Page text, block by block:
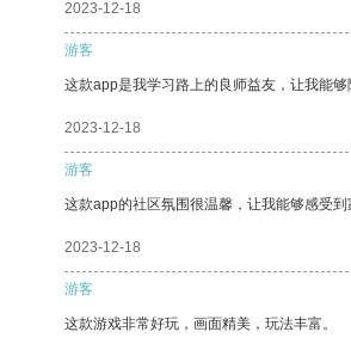
2023-12-18
游客
这款app是我学习路上的良师益友，让我能
2023-12-18
游客
这款app的社区氛围很温馨，让我能够感受到
2023-12-18
游客
这款游戏非常好玩，画面精美，玩法丰富。